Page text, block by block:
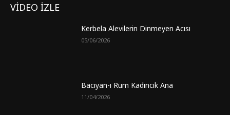
VİDEO İZLE
Kerbela Alevilerin Dinmeyen Acısı
05/06/2026
Bacıyan-ı Rum Kadıncık Ana
11/04/2026